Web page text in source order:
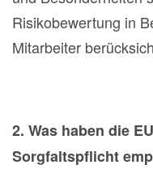
Risikobewertung in
Mitarbeiter
2. Was haben die
Sorgfaltspflicht